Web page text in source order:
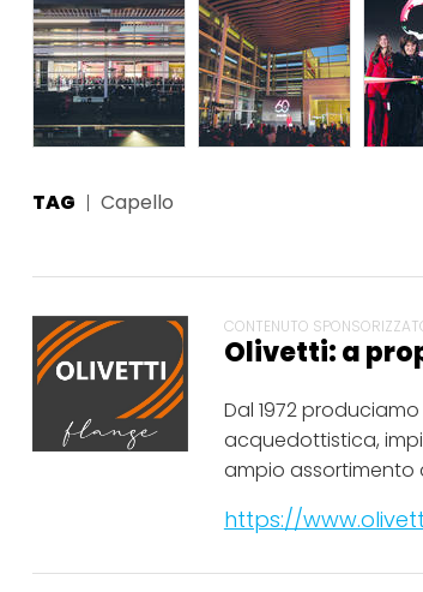
TAG Capello
CONTENUTO
Olivetti: a
Dal 1972
acquedottistica,
ampio assortimento
https://